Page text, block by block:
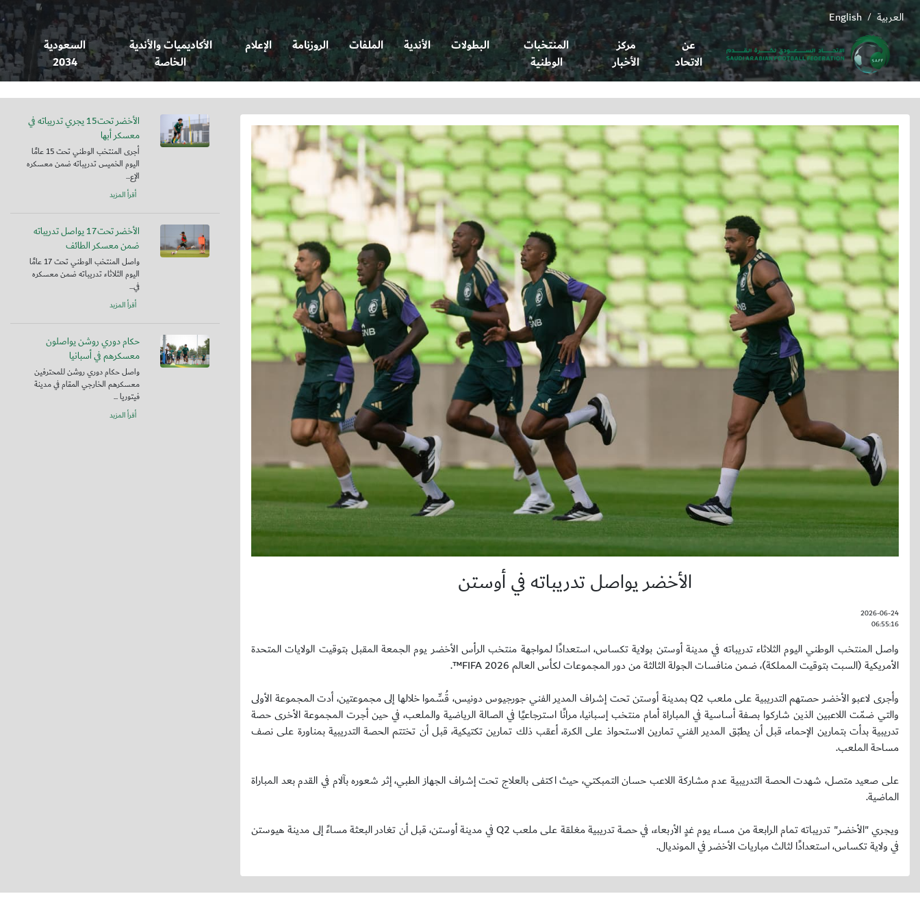
English / العربية
عن
الاتحاد
مركز
الأخبار
المنتخبات
الوطنية
البطولات الأندية الملفات الروزنامة الإعلام
الأكاديميات والأندية
الخاصة
السعودية
2034
الأخضر يواصل تدريباته في أوستن
2026-06-24
06:55:16
واصل المنتخب الوطني اليوم الثلاثاء تدريباته في مدينة أوستن بولاية تكساس، استعدادًا لمواجهة منتخب الرأس الأخضر يوم الجمعة المقبل بتوقيت الولايات المتحدة
الأمريكية (السبت بتوقيت المملكة)، ضمن منافسات الجولة الثالثة من دور المجموعات لكأس العالم FIFA 2026™.
وأجرى لاعبو الأخضر حصتهم التدريبية على ملعب Q2 بمدينة أوستن تحت إشراف المدير الفني جورجيوس دونيس، قُسِّموا خلالها إلى مجموعتين، أدت المجموعة الأولى
والتي ضمّت اللاعبين الذين شاركوا بصفة أساسية في المباراة أمام منتخب إسبانيا، مرانًا استرجاعيًا في الصالة الرياضية والملعب، في حين أجرت المجموعة الأخرى حصة
تدريبية بدأت بتمارين الإحماء، قبل أن يطبّق المدير الفني تمارين الاستحواذ على الكرة، أعقب ذلك تمارين تكتيكية، قبل أن تختتم الحصة التدريبية بمناورة على نصف
مساحة الملعب.
على صعيد متصل، شهدت الحصة التدريبية عدم مشاركة اللاعب حسان التمبكتي، حيث اكتفى بالعلاج تحت إشراف الجهاز الطبي، إثر شعوره بآلام في القدم بعد المباراة
الماضية.
ويجري "الأخضر" تدريباته تمام الرابعة من مساء يوم غدٍ الأربعاء، في حصة تدريبية مغلقة على ملعب Q2 في مدينة أوستن، قبل أن تغادر البعثة مساءً إلى مدينة هيوستن
في ولاية تكساس، استعدادًا لثالث مباريات الأخضر في المونديال.
الأخضر تحت15 يجري تدريباته في
معسكر أبها
أجرى المنتخب الوطني تحت 15 عامًا
اليوم الخميس تدريباته ضمن معسكره
الإع...
أقرأ المزيد
الأخضر تحت17 يواصل تدريباته
ضمن معسكر الطائف
واصل المنتخب الوطني تحت 17 عامًا
اليوم الثلاثاء تدريباته ضمن معسكره
في...
أقرأ المزيد
حكام دوري روشن يواصلون
معسكرهم في أسبانيا
واصل حكام دوري روشن للمحترفين
معسكرهم الخارجي المقام في مدينة
فيتوريا ...
أقرأ المزيد